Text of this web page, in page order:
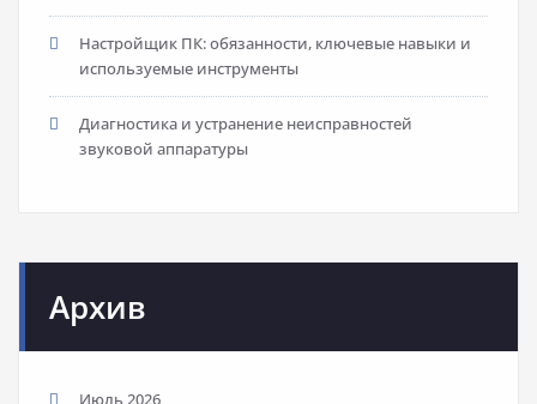
Настройщик ПК: обязанности, ключевые навыки и
используемые инструменты
Диагностика и устранение неисправностей
звуковой аппаратуры
Архив
Июль 2026